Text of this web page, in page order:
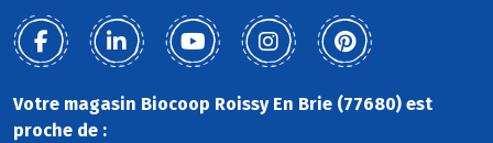
Votre magasin Biocoop Roissy En Brie (77680) est
proche de :